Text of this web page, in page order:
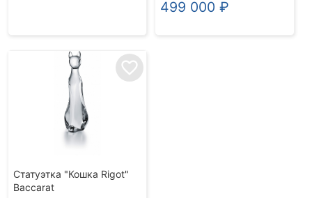
499 000 ₽
favorite_border
Статуэтка "Кошка Rigot"
Baccarat